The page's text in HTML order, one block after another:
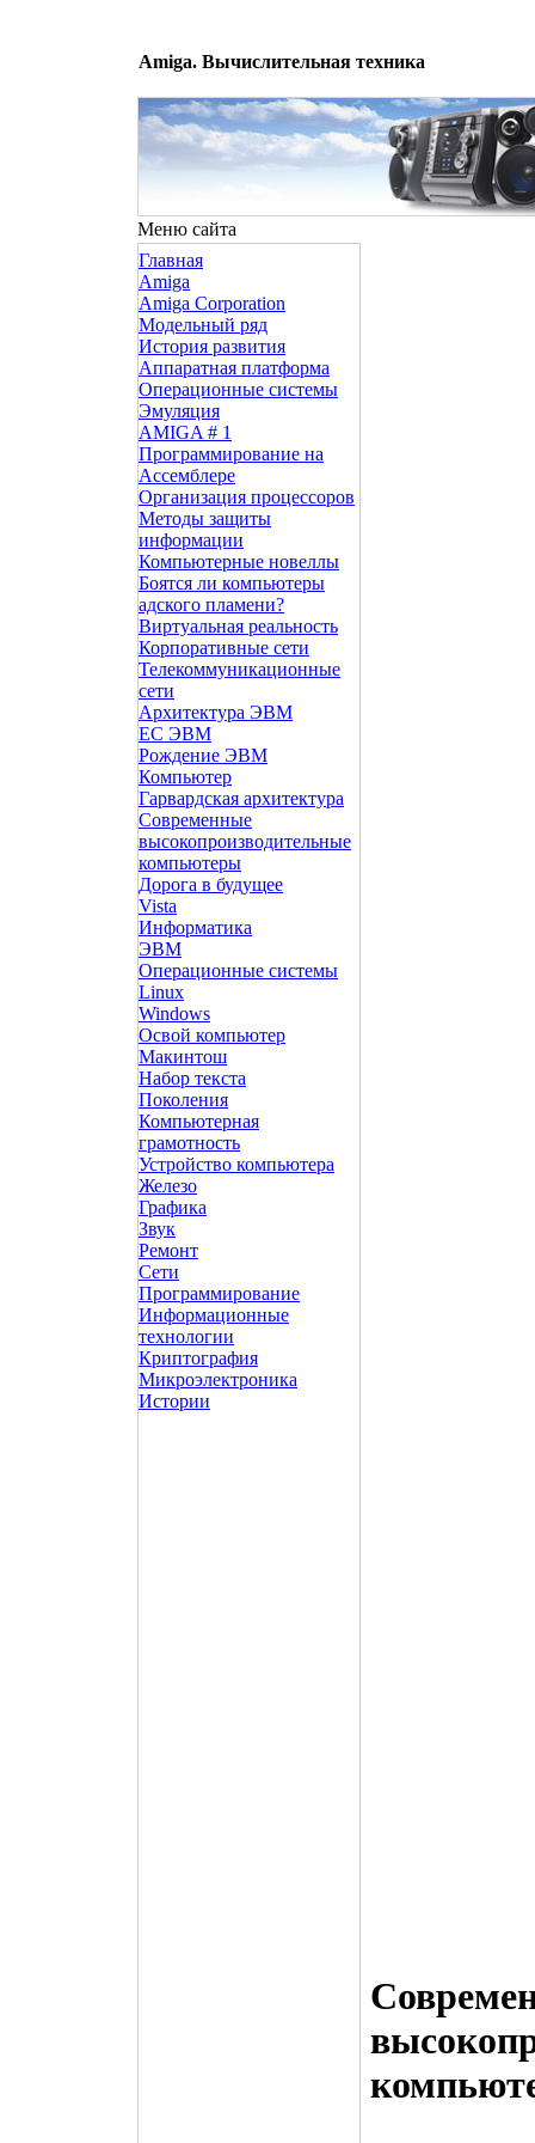
Amiga. Вычислительная техника
Меню сайта
Главная
Amiga
Amiga Corporation
Модельный ряд
История развития
Аппаратная платформа
Операционные системы
Эмуляция
AMIGA # 1
Программирование на
Ассемблере
Организация процессоров
Методы защиты
информации
Компьютерные новеллы
Боятся ли компьютеры
адского пламени?
Виртуальная реальность
Корпоративные сети
Телекоммуникационные
сети
Архитектура ЭВМ
ЕС ЭВМ
Рождение ЭВМ
Компьютер
Гарвардская архитектура
Современные
высокопроизводительные
компьютеры
Дорога в будущее
Vista
Инфоpматика
ЭВМ
Операционные системы
Linux
Windows
Освой компьютер
Макинтош
Набор текста
Поколения
Компьютерная
грамотность
Устройство компьютера
Железо
Графика
Звук
Ремонт
Сети
Программирование
Информационные
технологии
Криптография
Микроэлектроника
Истории